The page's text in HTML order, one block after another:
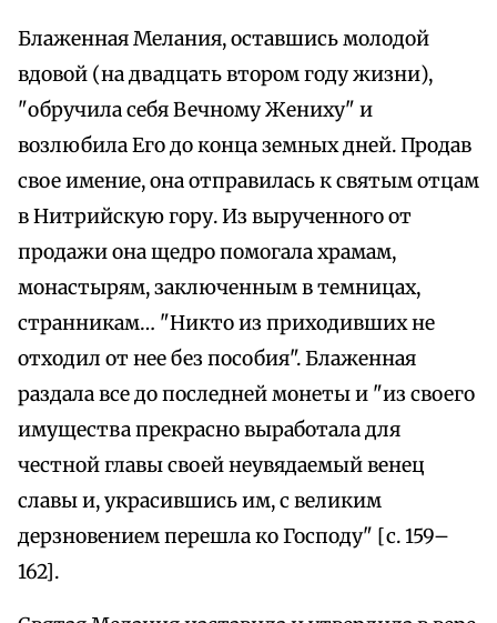
Блаженная Мелания, оставшись молодой
вдовой (на двадцать втором году жизни),
"обручила себя Вечному Жениху" и
возлюбила Его до конца земных дней. Продав
свое имение, она отправилась к святым отцам
в Нитрийскую гору. Из вырученного от
продажи она щедро помогала храмам,
монастырям, заключенным в темницах,
странникам… "Никто из приходивших не
отходил от нее без пособия". Блаженная
раздала все до последней монеты и "из своего
имущества прекрасно выработала для
честной главы своей неувядаемый венец
славы и, украсившись им, с великим
дерзновением перешла ко Господу" [с. 159–
162].